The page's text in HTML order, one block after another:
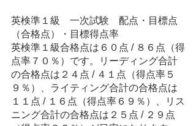
英検準１級　一次試験　配点・目標点
（合格点）・目標得点率
英検準１級合格点は６０点 / ８６点（得
点率７０％）です。リーディング合計
の合格点は２４点 / ４１点（得点率５
９％）、ライティング合計の合格点は
１１点 / １６点（得点率６９％）、リス
ニング合計の合格点は２５点 / ２９点